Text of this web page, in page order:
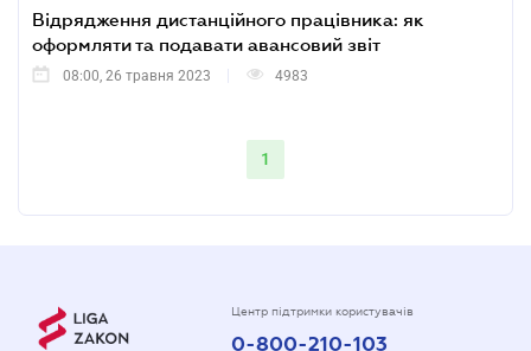
Відрядження дистанційного працівника: як
оформляти та подавати авансовий звіт
08:00, 26 травня 2023 4983
1
Центр підтримки користувачів
0-800-210-103